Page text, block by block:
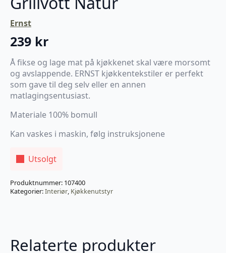
Ernst
239 kr
Å fikse og lage mat på kjøkkenet skal være morsomt
og avslappende. ERNST kjøkkentekstiler er perfekt
som gave til deg selv eller en annen
matlagingsentusiast.
Materiale 100% bomull
Kan vaskes i maskin, følg instruksjonene
Utsolgt
Produktnummer: 107400
Kategorier:Interiør, Kjøkkenutstyr
Relaterte produkter